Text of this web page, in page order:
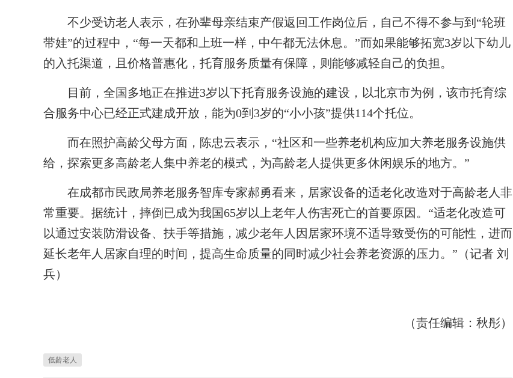
不少受访老人表示，在孙辈母亲结束产假返回工作岗位后，自己不得不参与到“轮班
带娃”的过程中，“每一天都和上班一样，中午都无法休息。”而如果能够拓宽3岁以下幼儿
的入托渠道，且价格普惠化，托育服务质量有保障，则能够减轻自己的负担。
目前，全国多地正在推进3岁以下托育服务设施的建设，以北京市为例，该市托育综
合服务中心已经正式建成开放，能为0到3岁的“小小孩”提供114个托位。
而在照护高龄父母方面，陈忠云表示，“社区和一些养老机构应加大养老服务设施供
给，探索更多高龄老人集中养老的模式，为高龄老人提供更多休闲娱乐的地方。”
在成都市民政局养老服务智库专家郝勇看来，居家设备的适老化改造对于高龄老人非
常重要。据统计，摔倒已成为我国65岁以上老年人伤害死亡的首要原因。“适老化改造可
以通过安装防滑设备、扶手等措施，减少老年人因居家环境不适导致受伤的可能性，进而
延长老年人居家自理的时间，提高生命质量的同时减少社会养老资源的压力。”（记者 刘
兵）
（责任编辑：秋彤）
低龄老人